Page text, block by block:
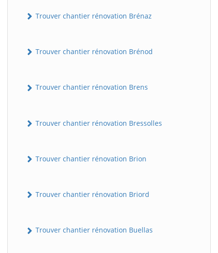
Trouver chantier rénovation Brénaz
Trouver chantier rénovation Brénod
Trouver chantier rénovation Brens
Trouver chantier rénovation Bressolles
Trouver chantier rénovation Brion
Trouver chantier rénovation Briord
Trouver chantier rénovation Buellas